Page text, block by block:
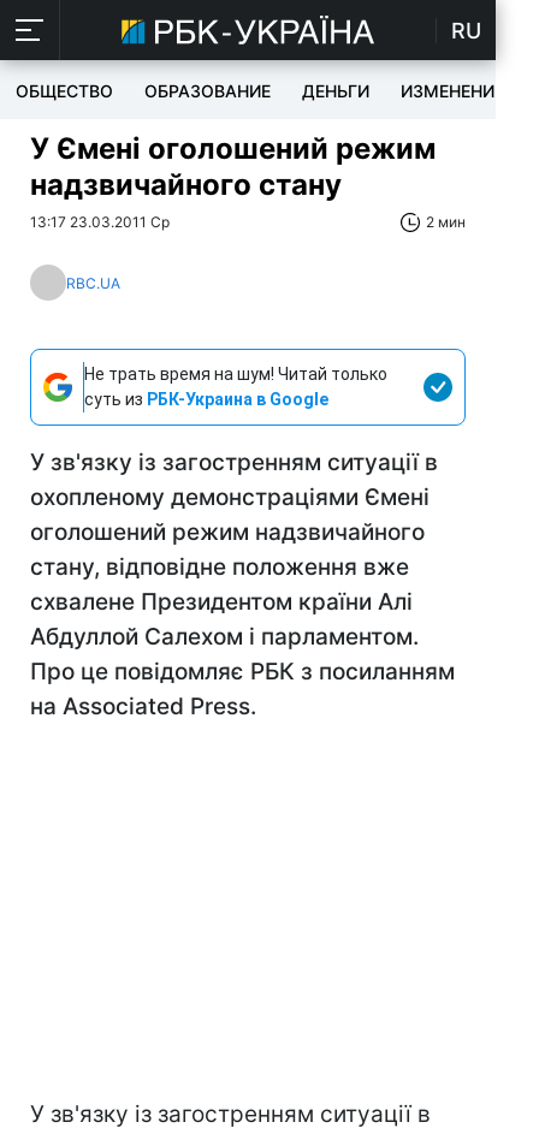
RU
ОБЩЕСТВО ОБРАЗОВАНИЕ ДЕНЬГИ ИЗМЕНЕНИЯ
У Ємені оголошений режим
надзвичайного стану
13:17 23.03.2011 Ср 2 мин
RBC.UA
Не трать время на шум! Читай только
суть из РБК-Украина в Google
У зв'язку із загостренням ситуації в
охопленому демонстраціями Ємені
оголошений режим надзвичайного
стану, відповідне положення вже
схвалене Президентом країни Алі
Абдуллой Салехом і парламентом.
Про це повідомляє РБК з посиланням
на Associated Press.
У зв'язку із загостренням ситуації в